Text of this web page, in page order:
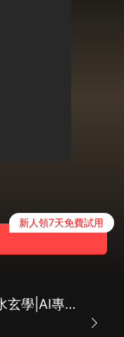
新人領7天免費試用
狐仙|懸疑|靈異|風水玄學|AI專輯